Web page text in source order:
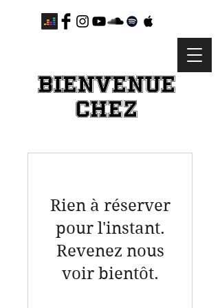
BIENVENUE
CHEZ
Rien à réserver
pour l'instant.
Revenez nous
voir bientôt.